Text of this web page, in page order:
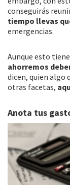
conseguirás
tiempo llevas
emergencias.
Aunque esto
ahorremos
dicen, quien algo
otras facetas,
Anota tus